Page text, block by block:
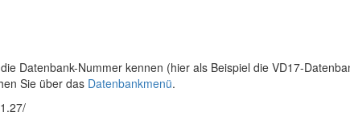
Datenbank-Nummer kennen (hier als Beispiel die VD17-
Sie über das Datenbankmenü.